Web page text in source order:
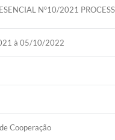
Nº10/2021
à 05/10/2022
Cooperação